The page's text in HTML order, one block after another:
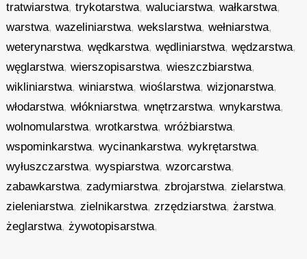
tratwiarstwa,trykotarstwa,waluciarstwa,wałkarstwa,
warstwa,wazeliniarstwa,wekslarstwa,wełniarstwa,
weterynarstwa,wędkarstwa,wędliniarstwa,wędzarstwa,
węglarstwa,wierszopisarstwa,wieszczbiarstwa,
wikliniarstwa,winiarstwa,wioślarstwa,wizjonarstwa,
włodarstwa,włókniarstwa,wnętrzarstwa,wnykarstwa,
wolnomularstwa,wrotkarstwa,wróżbiarstwa,
wspominkarstwa,wycinankarstwa,wykrętarstwa,
wyłuszczarstwa,wyspiarstwa,wzorcarstwa,
zabawkarstwa,zadymiarstwa,zbrojarstwa,zielarstwa,
zieleniarstwa,zielnikarstwa,zrzędziarstwa,żarstwa,
żeglarstwa,żywotopisarstwa,